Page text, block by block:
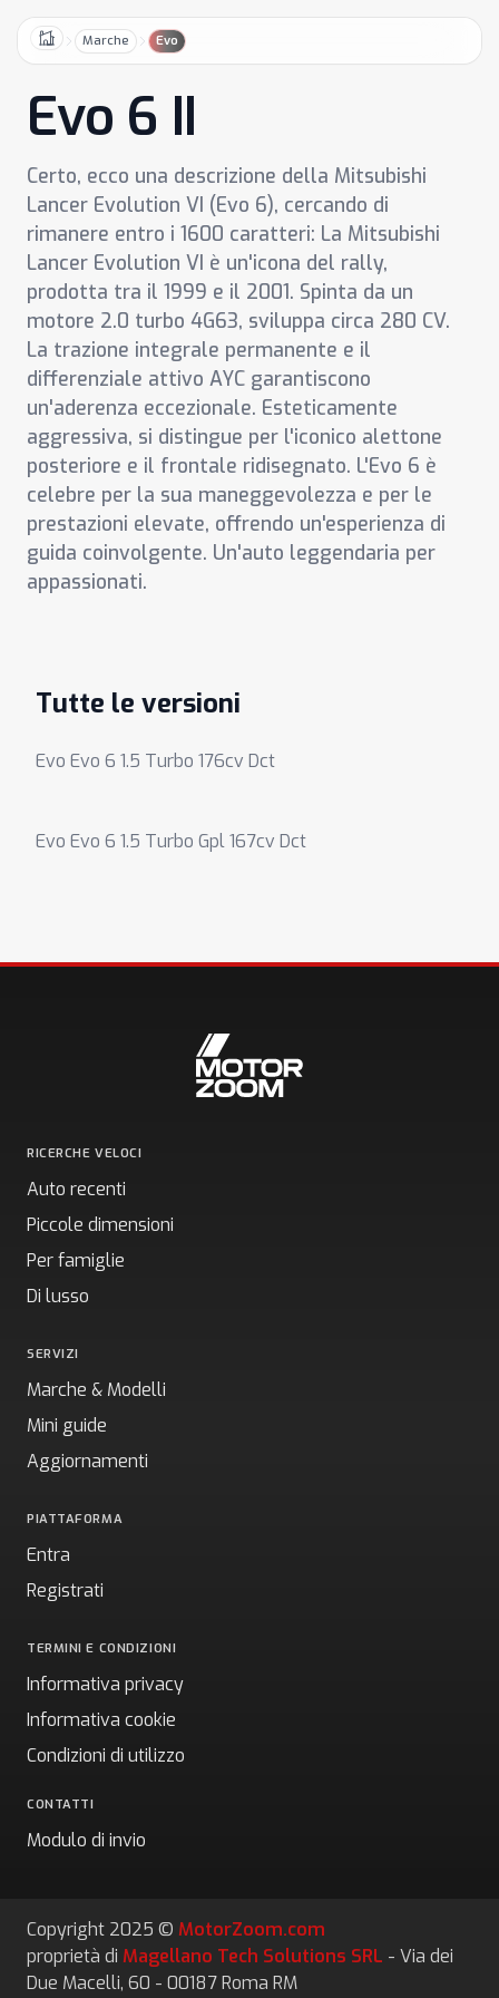
HomeMarche Evo
Evo 6 II
Certo, ecco una descrizione della Mitsubishi
Lancer Evolution VI (Evo 6), cercando di
rimanere entro i 1600 caratteri: La Mitsubishi
Lancer Evolution VI è un'icona del rally,
prodotta tra il 1999 e il 2001. Spinta da un
motore 2.0 turbo 4G63, sviluppa circa 280 CV.
La trazione integrale permanente e il
differenziale attivo AYC garantiscono
un'aderenza eccezionale. Esteticamente
aggressiva, si distingue per l'iconico alettone
posteriore e il frontale ridisegnato. L'Evo 6 è
celebre per la sua maneggevolezza e per le
prestazioni elevate, offrendo un'esperienza di
guida coinvolgente. Un'auto leggendaria per
appassionati.
Tutte le versioni
Evo Evo 6 1.5 Turbo 176cv Dct
Evo Evo 6 1.5 Turbo Gpl 167cv Dct
RICERCHE VELOCI
Auto recenti
Piccole dimensioni
Per famiglie
Di lusso
SERVIZI
Marche & Modelli
Mini guide
Aggiornamenti
PIATTAFORMA
Entra
Registrati
TERMINI E CONDIZIONI
Informativa privacy
Informativa cookie
Condizioni di utilizzo
CONTATTI
Modulo di invio
Copyright 2025 © MotorZoom.com
proprietà di Magellano Tech Solutions SRL - Via dei
Due Macelli, 60 - 00187 Roma RM